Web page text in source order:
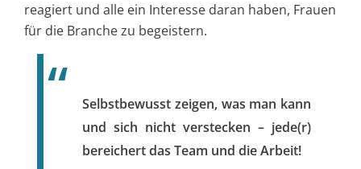
reagiert und alle ein Interesse daran haben, Frauen
für die Branche zu begeistern.
Selbstbewusst zeigen, was man kann
und sich nicht verstecken – jede(r)
bereichert das Team und die Arbeit!